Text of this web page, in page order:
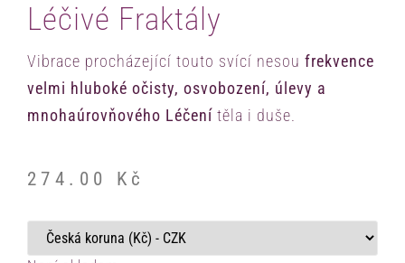
Léčivé Fraktály
Vibrace procházející touto svící nesou frekvence
velmi hluboké očisty, osvobození, úlevy a
mnohaúrovňového Léčení těla i duše.
274.00 Kč